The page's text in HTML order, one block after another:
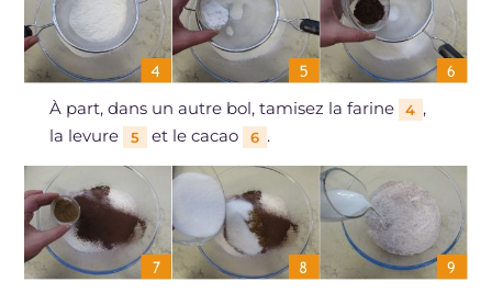
À part, dans un autre bol, tamisez la farine 4 ,
la levure
5 et le cacao 6 .